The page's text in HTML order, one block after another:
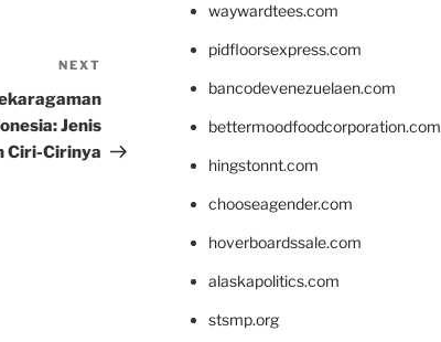
Post
NEXT
Jenis
Ciri-Cirinya
waywardtees.com
pidfloorsexpress.com
bancodevenezuelaen.com
bettermoodfoodcorporation.com
hingstonnt.com
chooseagender.com
hoverboardssale.com
alaskapolitics.com
stsmp.org